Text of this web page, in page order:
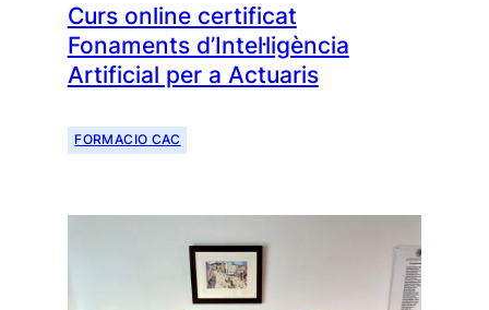
Curs online certificat
Fonaments d’Intel·ligència
Artificial per a Actuaris
FORMACIO CAC